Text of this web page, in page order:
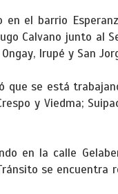
el barrio
Calvano junto al
Irupé y San
que se está
y Viedma;
en la calle
se encuentra